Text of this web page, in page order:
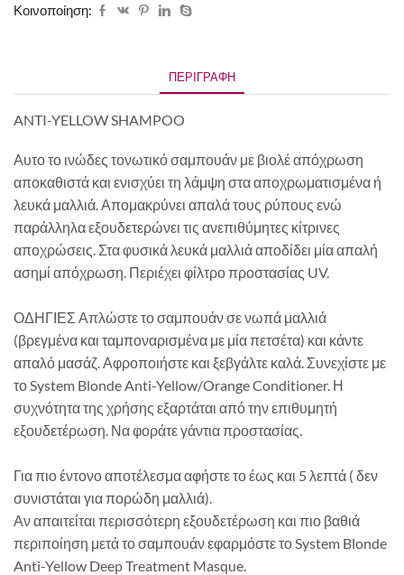
Κοινοποίηση:
ΠΕΡΙΓΡΑΦΉ
ANTI-YELLOW SHAMPOO
Αυτο το ινώδες τονωτικό σαμπουάν με βιολέ απόχρωση
αποκαθιστά και ενισχύει τη λάμψη στα αποχρωματισμένα ή
λευκά μαλλιά. Απομακρύνει απαλά τους ρύπους ενώ
παράλληλα εξουδετερώνει τις ανεπιθύμητες κίτρινες
αποχρώσεις. Στα φυσικά λευκά μαλλιά αποδίδει μία απαλή
ασημί απόχρωση. Περιέχει φίλτρο προστασίας UV.
ΟΔΗΓΙΕΣ Απλώστε το σαμπουάν σε νωπά μαλλιά
(βρεγμένα και ταμποναρισμένα με μία πετσέτα) και κάντε
απαλό μασάζ. Αφροποιήστε και ξεβγάλτε καλά. Συνεχίστε με
το System Blonde Anti-Yellow/Orange Conditioner. Η
συχνότητα της χρήσης εξαρτάται από την επιθυμητή
εξουδετέρωση. Να φοράτε γάντια προστασίας.
Για πιο έντονο αποτέλεσμα αφήστε το έως και 5 λεπτά ( δεν
συνιστάται για πορώδη μαλλιά).
Αν απαιτείται περισσότερη εξουδετέρωση και πιο βαθιά
περιποίηση μετά το σαμπουάν εφαρμόστε το System Blonde
Anti-Yellow Deep Treatment Masque.